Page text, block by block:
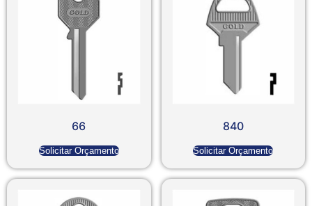
66
Solicitar Orçamento
840
Solicitar Orçamento